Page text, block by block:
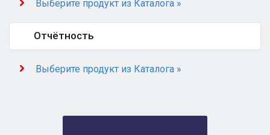
Выберите продукт из Каталога »
Отчётность
Выберите продукт из Каталога »